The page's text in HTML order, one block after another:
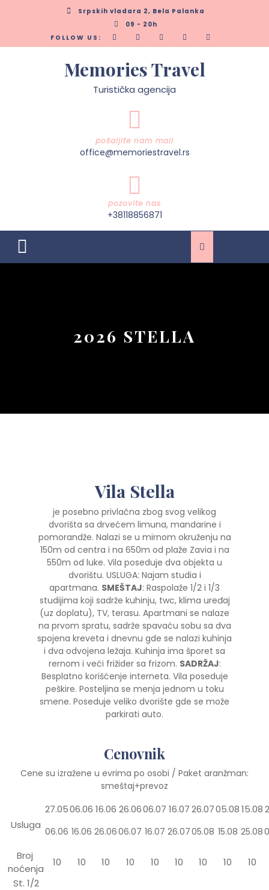
Srpskih vladara 2, Bela Palanka
09 - 20h
FOLLOW US:
Memories Travel
Turistička agencija
pošaljite nam mail
office@memoriestravel.rs
pozovite nas
+38118856871
Open
2026 STELLA
Vila Stella
je posebno privlačna zbog svog velikog
dvorišta sa drvećem limuna, mandarine i
pomorandže. Nalazi se u mirnom okruženju na
150m od centra i na 650m od plaže Zavia i na
550m od luke. Vila poseduje dva objekta u
dvorištu. USLUGA: Najam studia i
apartmana. SMEŠTAJ: Raspolaže 1/2 i 1/3
studijima koji sadrže kuhinju, twc, klima uređaj
(uz doplatu), TV, terasu. Apartmani se nalaze
na prvom spratu, sadrže spavaću sobu sa dva
spojena kreveta i dnevnu gde se nalazi kuhinja
i dva odvojena ležaja. Kuhinja ima šporet sa
rernom i veći frižider sa frizom. SADRŽAJ:
Besplatno korišćenje interneta. Vila poseduje
peškire. Posteljina se menja jednom u toku
smene. Poseduje veliko dvorište gde se može
parkirati auto.
Cenovnik
Cene su izražene u evrima po osobi / Paket aranžman:
smeštaj+prevoz
Usluga
27.05
06.06
06.06
16.06
16.06
26.06
26.06
06.07
06.07
16.07
16.07
26.07
26.07
05.08
05.08
15.08
15.08
25.08
Broj
noćenja
10 10 10 10 10 10 10 10
10
St. 1/2